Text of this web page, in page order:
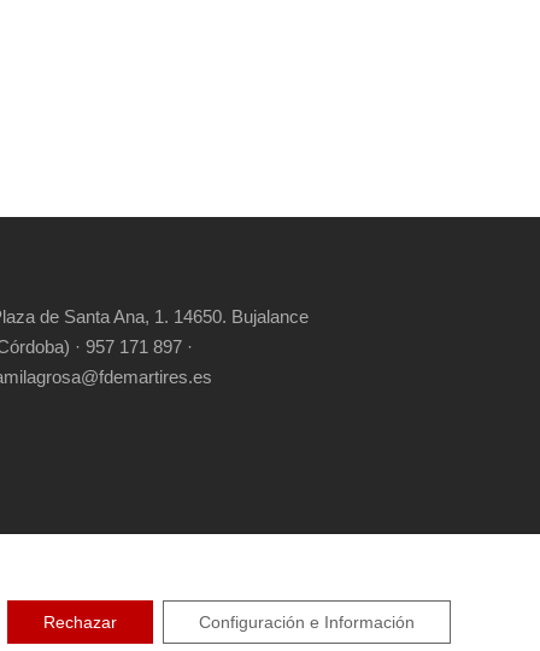
de Santa Ana, 1. 14650. Bujalance
· 957 171 897 ·
RESERVED
Rechazar Configuración e Información